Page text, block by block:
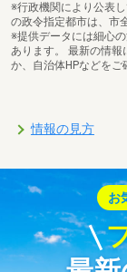
※行政機関により公表
の政令指定都市は、市
※提供データには細心
あります。 最新の情報
か、自治体HPなどをご
情報の見方
お